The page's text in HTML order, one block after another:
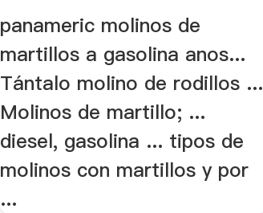
panameric molinos de
martillos a gasolina anos...
Tántalo molino de rodillos ...
Molinos de martillo; ...
diesel, gasolina ... tipos de
molinos con martillos y por
...